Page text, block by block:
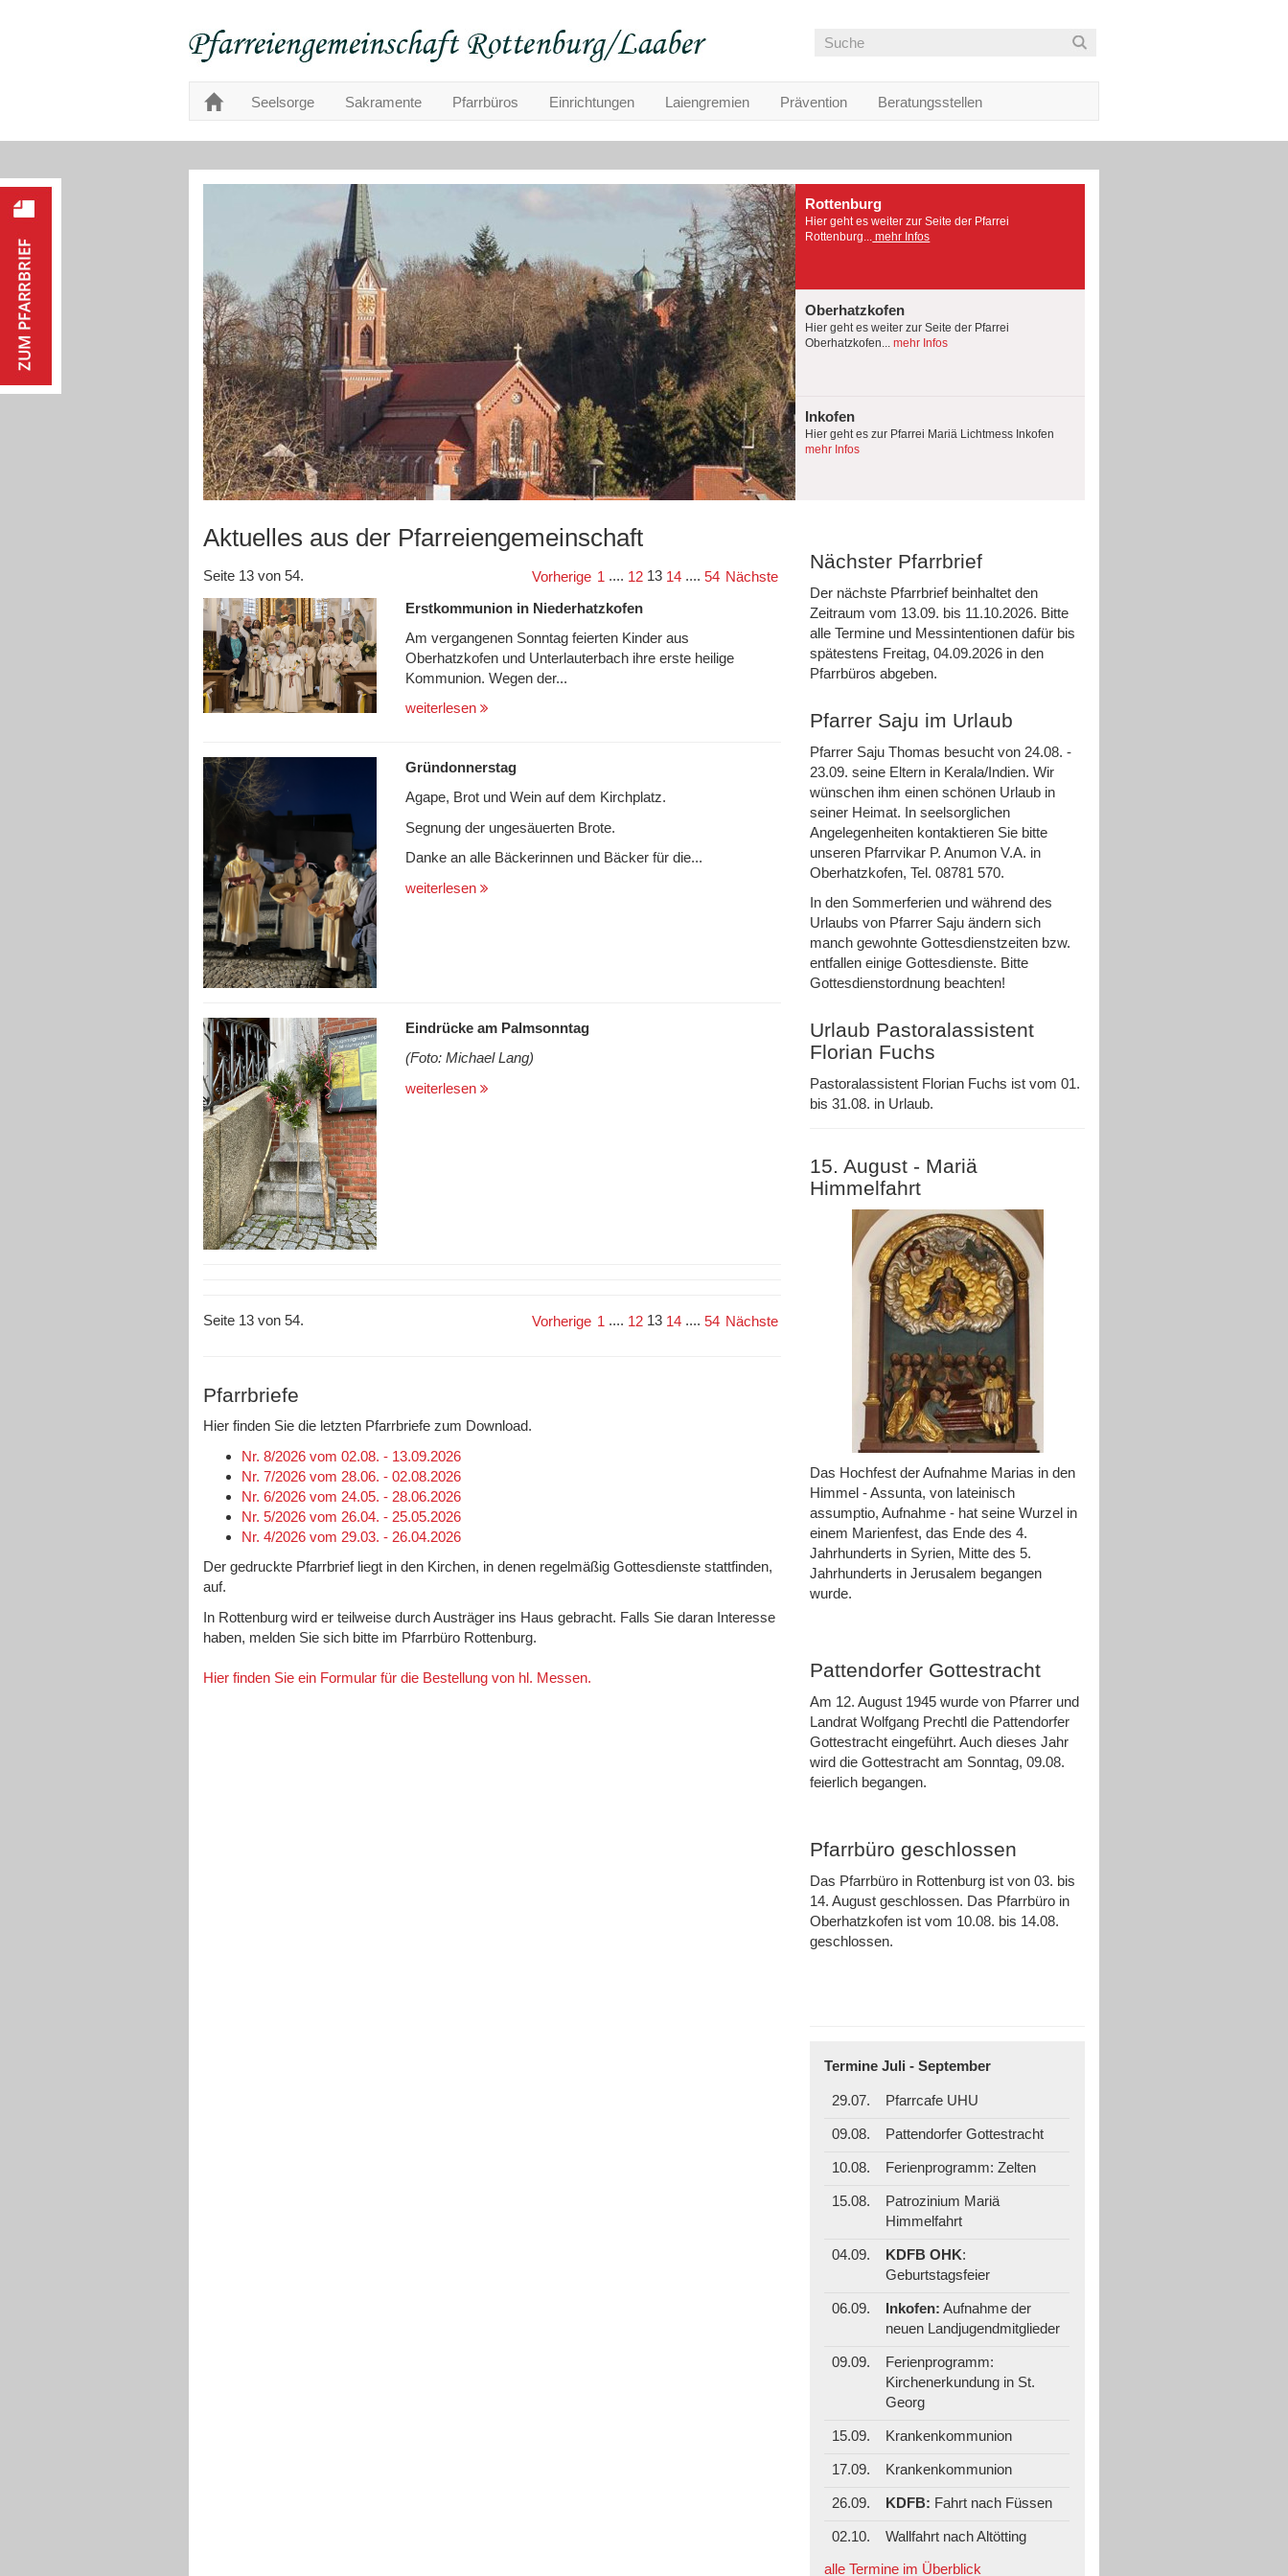
Seelsorge Sakramente Pfarrbüros Einrichtungen Laiengremien Prävention Beratungsstellen
Rottenburg
Hier geht es weiter zur Seite der Pfarrei
Rottenburg... mehr Infos
Oberhatzkofen
Hier geht es weiter zur Seite der Pfarrei
Oberhatzkofen... mehr Infos
Inkofen
Hier geht es zur Pfarrei Mariä Lichtmess Inkofen
mehr Infos
Aktuelles aus der Pfarreiengemeinschaft
Seite 13 von 54. Vorherige 1 .... 12 13 14 .... 54 Nächste
Erstkommunion in Niederhatzkofen
Am vergangenen Sonntag feierten Kinder aus
Oberhatzkofen und Unterlauterbach ihre erste heilige
Kommunion. Wegen der...
weiterlesen
Gründonnerstag
Agape, Brot und Wein auf dem Kirchplatz.
Segnung der ungesäuerten Brote.
Danke an alle Bäckerinnen und Bäcker für die...
weiterlesen
Eindrücke am Palmsonntag
(Foto: Michael Lang)
weiterlesen
Seite 13 von 54. Vorherige 1 .... 12 13 14 .... 54 Nächste
Pfarrbriefe
Hier finden Sie die letzten Pfarrbriefe zum Download.
Nr. 8/2026 vom 02.08. - 13.09.2026
Nr. 7/2026 vom 28.06. - 02.08.2026
Nr. 6/2026 vom 24.05. - 28.06.2026
Nr. 5/2026 vom 26.04. - 25.05.2026
Nr. 4/2026 vom 29.03. - 26.04.2026
Der gedruckte Pfarrbrief liegt in den Kirchen, in denen regelmäßig Gottesdienste stattfinden,
auf.
In Rottenburg wird er teilweise durch Austräger ins Haus gebracht. Falls Sie daran Interesse
haben, melden Sie sich bitte im Pfarrbüro Rottenburg.
Hier finden Sie ein Formular für die Bestellung von hl. Messen.
Nächster Pfarrbrief
Der nächste Pfarrbrief beinhaltet den
Zeitraum vom 13.09. bis 11.10.2026. Bitte
alle Termine und Messintentionen dafür bis
spätestens Freitag, 04.09.2026 in den
Pfarrbüros abgeben.
Pfarrer Saju im Urlaub
Pfarrer Saju Thomas besucht von 24.08. -
23.09. seine Eltern in Kerala/Indien. Wir
wünschen ihm einen schönen Urlaub in
seiner Heimat. In seelsorglichen
Angelegenheiten kontaktieren Sie bitte
unseren Pfarrvikar P. Anumon V.A. in
Oberhatzkofen, Tel. 08781 570.
In den Sommerferien und während des
Urlaubs von Pfarrer Saju ändern sich
manch gewohnte Gottesdienstzeiten bzw.
entfallen einige Gottesdienste. Bitte
Gottesdienstordnung beachten!
Urlaub Pastoralassistent
Florian Fuchs
Pastoralassistent Florian Fuchs ist vom 01.
bis 31.08. in Urlaub.
15. August - Mariä
Himmelfahrt
Das Hochfest der Aufnahme Marias in den
Himmel - Assunta, von lateinisch
assumptio, Aufnahme - hat seine Wurzel in
einem Marienfest, das Ende des 4.
Jahrhunderts in Syrien, Mitte des 5.
Jahrhunderts in Jerusalem begangen
wurde.
Pattendorfer Gottestracht
Am 12. August 1945 wurde von Pfarrer und
Landrat Wolfgang Prechtl die Pattendorfer
Gottestracht eingeführt. Auch dieses Jahr
wird die Gottestracht am Sonntag, 09.08.
feierlich begangen.
Pfarrbüro geschlossen
Das Pfarrbüro in Rottenburg ist von 03. bis
14. August geschlossen. Das Pfarrbüro in
Oberhatzkofen ist vom 10.08. bis 14.08.
geschlossen.
Termine Juli - September
29.07. Pfarrcafe UHU
09.08. Pattendorfer Gottestracht
10.08. Ferienprogramm: Zelten
15.08.
Patrozinium Mariä
Himmelfahrt
04.09. KDFB OHK:
Geburtstagsfeier
06.09. Inkofen: Aufnahme der
neuen Landjugendmitglieder
09.09.
Ferienprogramm:
Kirchenerkundung in St.
Georg
15.09. Krankenkommunion
17.09. Krankenkommunion
26.09. KDFB: Fahrt nach Füssen
02.10.
Wallfahrt nach Altötting
alle Termine im Überblick